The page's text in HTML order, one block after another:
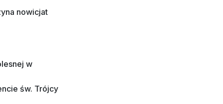
nowicjat
w
św. Trójcy